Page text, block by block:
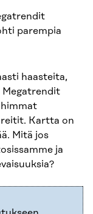
parempia
haasteita,
Megatrendit
Kartta on
Mitä jos
ja